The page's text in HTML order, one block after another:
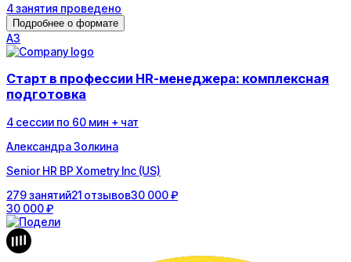
4занятия проведено
Подробнее о формате
АЗ
Старт в профессии HR-менеджера: комплексная
подготовка
4 сессии по 60 мин + чат
Александра Золкина
Senior HR BP Xometry Inc (US)
279занятий21 отзывов30 000 ₽
30 000 ₽